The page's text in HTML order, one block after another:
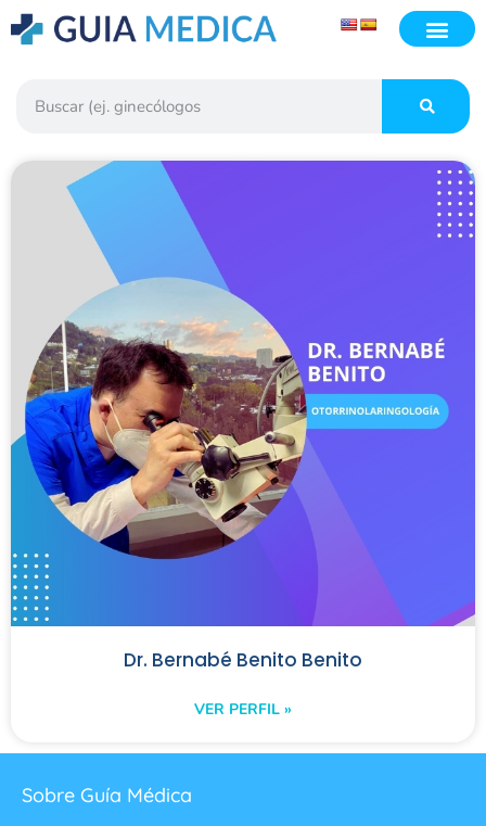
Dr. Bernabé Benito Benito
VER PERFIL »
Sobre Guía Médica